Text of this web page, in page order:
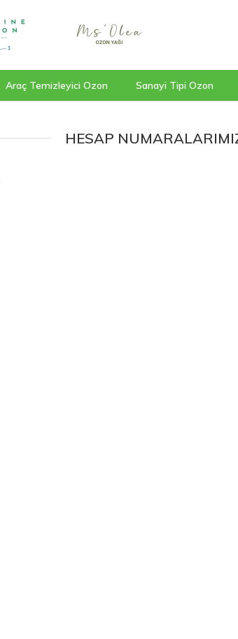
Araç Temizleyici Ozon Sanayi Tipi Ozon
HESAP